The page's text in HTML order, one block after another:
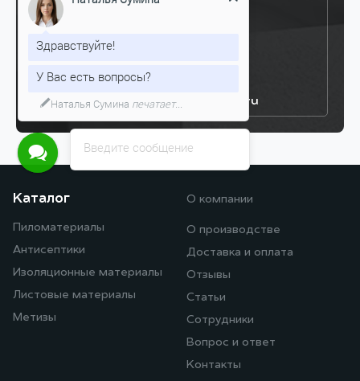
+7 (499) 302–55–01
info@stroyassortiment.ru
Каталог
Пиломатериалы
Антисептики
Изоляционные материалы
Листовые материалы
Метизы
О компании
О производстве
Доставка и оплата
Отзывы
Статьи
Сотрудники
Вопрос и ответ
Контакты
Введите сообщение
Здравствуйте!
У Вас есть вопросы?
Наталья Сумина печатает...